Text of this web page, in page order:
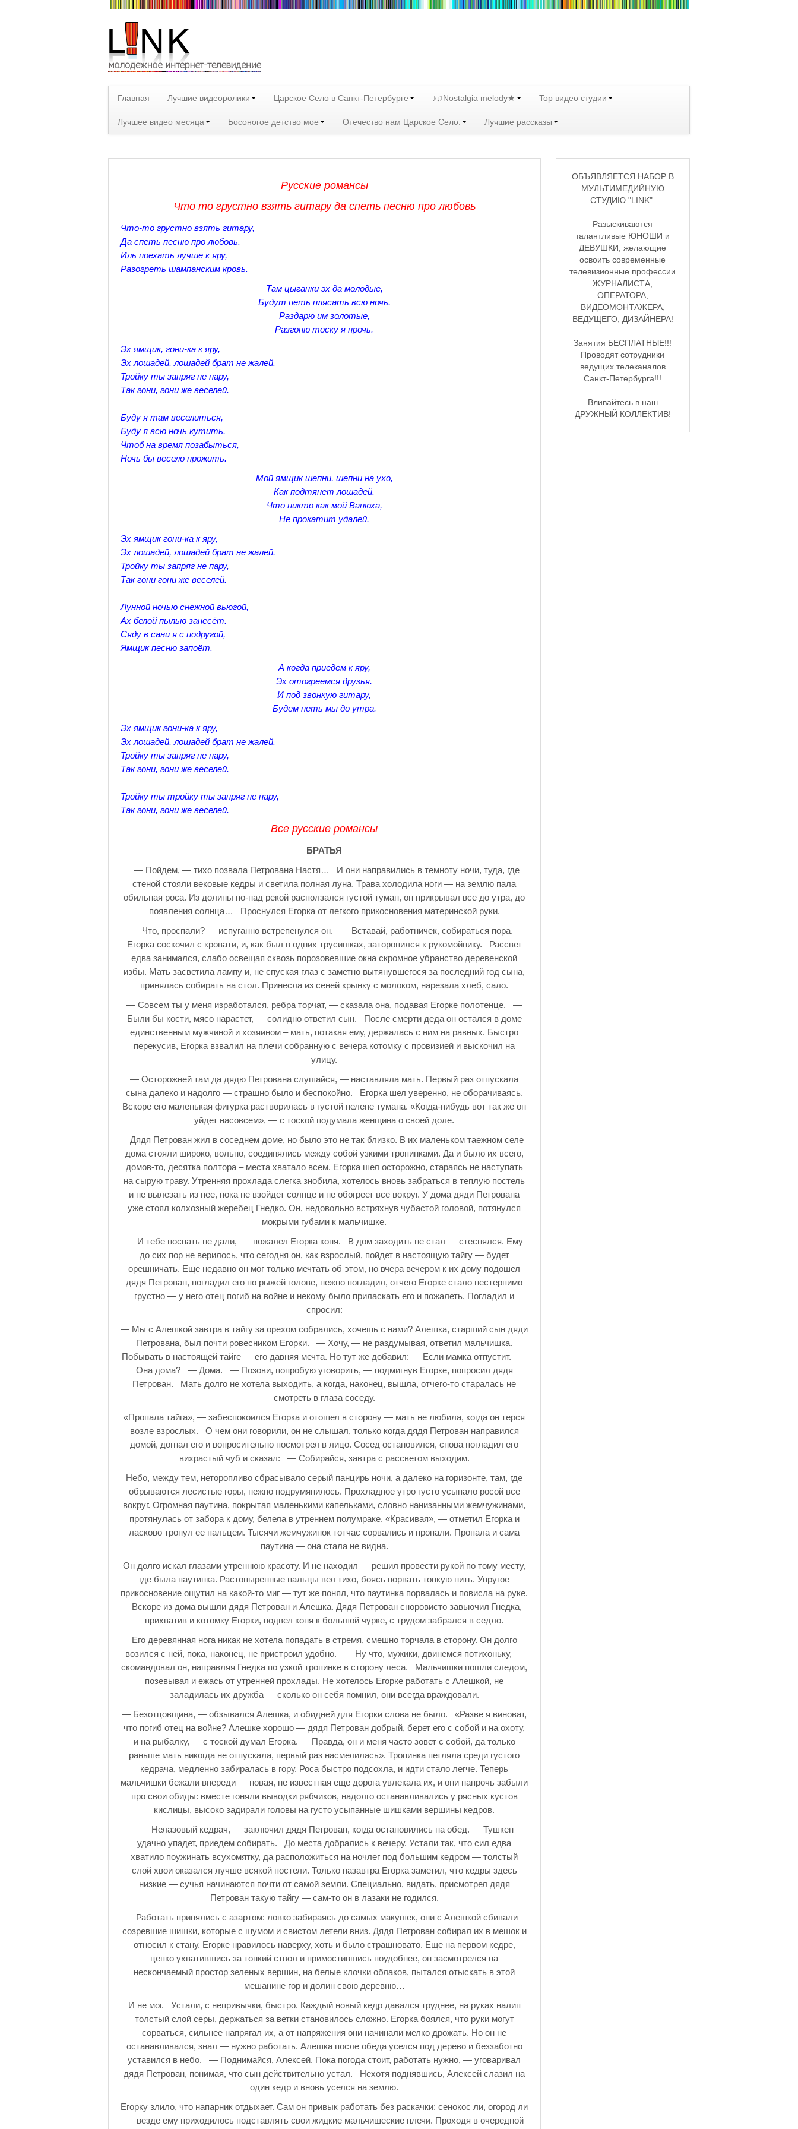
Главная Лучшие видеоролики Царское Село в Санкт-Петербурге ♪♫Nostalgia melody★ Top видео студии
Лучшее видео месяца Босоногое детство мое Отечество нам Царское Село. Лучшие рассказы
Русские романсы
Что то грустно взять гитару да спеть песню про любовь
Что-то грустно взять гитару,
Да спеть песню про любовь.
Иль поехать лучше к яру,
Разогреть шампанским кровь.
Там цыганки эх да молодые,
Будут петь плясать всю ночь.
Раздарю им золотые,
Разгоню тоску я прочь.
Эх ямщик, гони-ка к яру,
Эх лошадей, лошадей брат не жалей.
Тройку ты запряг не пару,
Так гони, гони же веселей.
Буду я там веселиться,
Буду я всю ночь кутить.
Чтоб на время позабыться,
Ночь бы весело прожить.
Мой ямщик шепни, шепни на ухо,
Как подтянет лошадей.
Что никто как мой Ванюха,
Не прокатит удалей.
Эх ямщик гони-ка к яру,
Эх лошадей, лошадей брат не жалей.
Тройку ты запряг не пару,
Так гони гони же веселей.
Лунной ночью снежной вьюгой,
Ах белой пылью занесёт.
Сяду в сани я с подругой,
Ямщик песню запоёт.
А когда приедем к яру,
Эх отогреемся друзья.
И под звонкую гитару,
Будем петь мы до утра.
Эх ямщик гони-ка к яру,
Эх лошадей, лошадей брат не жалей.
Тройку ты запряг не пару,
Так гони, гони же веселей.
Тройку ты тройку ты запряг не пару,
Так гони, гони же веселей.
Все русские романсы
БРАТЬЯ
— Пойдем, — тихо позвала Петрована Настя… И они направились в темноту ночи, туда, где
стеной стояли вековые кедры и светила полная луна. Трава холодила ноги — на землю пала
обильная роса. Из долины по-над рекой расползался густой туман, он прикрывал все до утра, до
появления солнца… Проснулся Егорка от легкого прикосновения материнской руки.
— Что, проспали? — испуганно встрепенулся он. — Вставай, работничек, собираться пора.
Егорка соскочил с кровати, и, как был в одних трусишках, заторопился к рукомойнику. Рассвет
едва занимался, слабо освещая сквозь порозовевшие окна скромное убранство деревенской
избы. Мать засветила лампу и, не спуская глаз с заметно вытянувшегося за последний год сына,
принялась собирать на стол. Принесла из сеней крынку с молоком, нарезала хлеб, сало.
— Совсем ты у меня изработался, ребра торчат, — сказала она, подавая Егорке полотенце. —
Были бы кости, мясо нарастет, — солидно ответил сын. После смерти деда он остался в доме
единственным мужчиной и хозяином – мать, потакая ему, держалась с ним на равных. Быстро
перекусив, Егорка взвалил на плечи собранную с вечера котомку с провизией и выскочил на
улицу.
— Осторожней там да дядю Петрована слушайся, — наставляла мать. Первый раз отпускала
сына далеко и надолго — страшно было и беспокойно. Егорка шел уверенно, не оборачиваясь.
Вскоре его маленькая фигурка растворилась в густой пелене тумана. «Когда-нибудь вот так же он
уйдет насовсем», — с тоской подумала женщина о своей доле.
Дядя Петрован жил в соседнем доме, но было это не так близко. В их маленьком таежном селе
дома стояли широко, вольно, соединялись между собой узкими тропинками. Да и было их всего,
домов-то, десятка полтора – места хватало всем. Егорка шел осторожно, стараясь не наступать
на сырую траву. Утренняя прохлада слегка знобила, хотелось вновь забраться в теплую постель
и не вылезать из нее, пока не взойдет солнце и не обогреет все вокруг. У дома дяди Петрована
уже стоял колхозный жеребец Гнедко. Он, недовольно встряхнув чубастой головой, потянулся
мокрыми губами к мальчишке.
— И тебе поспать не дали, — пожалел Егорка коня. В дом заходить не стал — стеснялся. Ему
до сих пор не верилось, что сегодня он, как взрослый, пойдет в настоящую тайгу — будет
орешничать. Еще недавно он мог только мечтать об этом, но вчера вечером к их дому подошел
дядя Петрован, погладил его по рыжей голове, нежно погладил, отчего Егорке стало нестерпимо
грустно — у него отец погиб на войне и некому было приласкать его и пожалеть. Погладил и
спросил:
— Мы с Алешкой завтра в тайгу за орехом собрались, хочешь с нами? Алешка, старший сын дяди
Петрована, был почти ровесником Егорки. — Хочу, — не раздумывая, ответил мальчишка.
Побывать в настоящей тайге — его давняя мечта. Но тут же добавил: — Если мамка отпустит. —
Она дома? — Дома. — Позови, попробую уговорить, — подмигнув Егорке, попросил дядя
Петрован. Мать долго не хотела выходить, а когда, наконец, вышла, отчего-то старалась не
смотреть в глаза соседу.
«Пропала тайга», — забеспокоился Егорка и отошел в сторону — мать не любила, когда он терся
возле взрослых. О чем они говорили, он не слышал, только когда дядя Петрован направился
домой, догнал его и вопросительно посмотрел в лицо. Сосед остановился, снова погладил его
вихрастый чуб и сказал: — Собирайся, завтра с рассветом выходим.
Небо, между тем, неторопливо сбрасывало серый панцирь ночи, а далеко на горизонте, там, где
обрываются лесистые горы, нежно подрумянилось. Прохладное утро густо усыпало росой все
вокруг. Огромная паутина, покрытая маленькими капельками, словно нанизанными жемчужинами,
протянулась от забора к дому, белела в утреннем полумраке. «Красивая», — отметил Егорка и
ласково тронул ее пальцем. Тысячи жемчужинок тотчас сорвались и пропали. Пропала и сама
паутина — она стала не видна.
Он долго искал глазами утреннюю красоту. И не находил — решил провести рукой по тому месту,
где была паутинка. Растопыренные пальцы вел тихо, боясь порвать тонкую нить. Упругое
прикосновение ощутил на какой-то миг — тут же понял, что паутинка порвалась и повисла на руке.
Вскоре из дома вышли дядя Петрован и Алешка. Дядя Петрован сноровисто завьючил Гнедка,
прихватив и котомку Егорки, подвел коня к большой чурке, с трудом забрался в седло.
Его деревянная нога никак не хотела попадать в стремя, смешно торчала в сторону. Он долго
возился с ней, пока, наконец, не пристроил удобно. — Ну что, мужики, двинемся потихоньку, —
скомандовал он, направляя Гнедка по узкой тропинке в сторону леса. Мальчишки пошли следом,
позевывая и ежась от утренней прохлады. Не хотелось Егорке работать с Алешкой, не
заладилась их дружба — сколько он себя помнил, они всегда враждовали.
— Безотцовщина, — обзывался Алешка, и обидней для Егорки слова не было. «Разве я виноват,
что погиб отец на войне? Алешке хорошо — дядя Петрован добрый, берет его с собой и на охоту,
и на рыбалку, — с тоской думал Егорка. — Правда, он и меня часто зовет с собой, да только
раньше мать никогда не отпускала, первый раз насмелилась». Тропинка петляла среди густого
кедрача, медленно забиралась в гору. Роса быстро подсохла, и идти стало легче. Теперь
мальчишки бежали впереди — новая, не известная еще дорога увлекала их, и они напрочь забыли
про свои обиды: вместе гоняли выводки рябчиков, надолго останавливались у рясных кустов
кислицы, высоко задирали головы на густо усыпанные шишками вершины кедров.
— Нелазовый кедрач, — заключил дядя Петрован, когда остановились на обед. — Тушкен
удачно упадет, приедем собирать. До места добрались к вечеру. Устали так, что сил едва
хватило поужинать всухомятку, да расположиться на ночлег под большим кедром — толстый
слой хвои оказался лучше всякой постели. Только назавтра Егорка заметил, что кедры здесь
низкие — сучья начинаются почти от самой земли. Специально, видать, присмотрел дядя
Петрован такую тайгу — сам-то он в лазаки не годился.
Работать принялись с азартом: ловко забираясь до самых макушек, они с Алешкой сбивали
созревшие шишки, которые с шумом и свистом летели вниз. Дядя Петрован собирал их в мешок и
относил к стану. Егорке нравилось наверху, хоть и было страшновато. Еще на первом кедре,
цепко ухватившись за тонкий ствол и примостившись поудобнее, он засмотрелся на
нескончаемый простор зеленых вершин, на белые клочки облаков, пытался отыскать в этой
мешанине гор и долин свою деревню…
И не мог. Устали, с непривычки, быстро. Каждый новый кедр давался труднее, на руках налип
толстый слой серы, держаться за ветки становилось сложно. Егорка боялся, что руки могут
сорваться, сильнее напрягал их, а от напряжения они начинали мелко дрожать. Но он не
останавливался, знал — нужно работать. Алешка после обеда уселся под дерево и беззаботно
уставился в небо. — Поднимайся, Алексей. Пока погода стоит, работать нужно, — уговаривал
дядя Петрован, понимая, что сын действительно устал. Нехотя поднявшись, Алексей слазил на
один кедр и вновь уселся на землю.
Егорку злило, что напарник отдыхает. Сам он привык работать без раскачки: сенокос ли, огород ли
— везде ему приходилось подставлять свои жидкие мальчишеские плечи. Проходя в очередной
ОБЪЯВЛЯЕТСЯ НАБОР В
МУЛЬТИМЕДИЙНУЮ
СТУДИЮ "LINK".
Разыскиваются
талантливые ЮНОШИ и
ДЕВУШКИ, желающие
освоить современные
телевизионные профессии
ЖУРНАЛИСТА,
ОПЕРАТОРА,
ВИДЕОМОНТАЖЕРА,
ВЕДУЩЕГО, ДИЗАЙНЕРА!
Занятия БЕСПЛАТНЫЕ!!!
Проводят сотрудники
ведущих телеканалов
Санкт-Петербурга!!!
Вливайтесь в наш
ДРУЖНЫЙ КОЛЛЕКТИВ!